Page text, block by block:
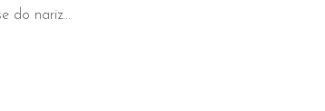
do nariz...